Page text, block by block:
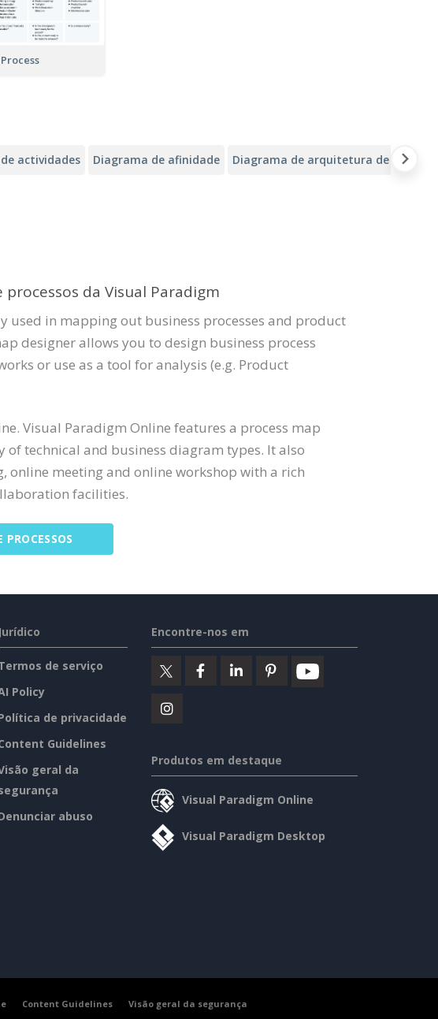
actividades Diagrama de afinidade Diagrama de arquitetura de nuvem
da Visual Paradigm
used in mapping out business processes and product
designer allows you to design business process
or use as a tool for analysis (e.g. Product
Visual Paradigm Online features a process map
of technical and business diagram types. It also
online meeting and online workshop with a rich
facilities.
Jurídico
de serviço
Policy
de privacidade
Guidelines
geral da
abuso
Encontre-nos em
Produtos em destaque
Visual Paradigm Online
Visual Paradigm Desktop
Content Guidelines Visão geral da segurança